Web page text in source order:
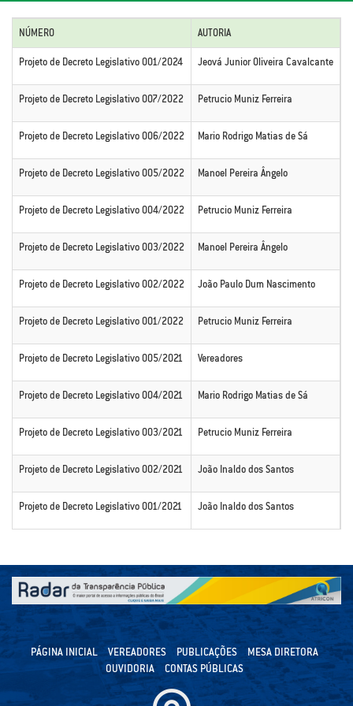
NÚMERO AUTORIA
Projeto de Decreto Legislativo 001/2024 Jeová Junior Oliveira Cavalcante
Projeto de Decreto Legislativo 007/2022 Petrucio Muniz Ferreira
Projeto de Decreto Legislativo 006/2022 Mario Rodrigo Matias de Sá
Projeto de Decreto Legislativo 005/2022 Manoel Pereira Ângelo
Projeto de Decreto Legislativo 004/2022 Petrucio Muniz Ferreira
Projeto de Decreto Legislativo 003/2022 Manoel Pereira Ângelo
Projeto de Decreto Legislativo 002/2022 João Paulo Dum Nascimento
Projeto de Decreto Legislativo 001/2022 Petrucio Muniz Ferreira
Projeto de Decreto Legislativo 005/2021 Vereadores
Projeto de Decreto Legislativo 004/2021 Mario Rodrigo Matias de Sá
Projeto de Decreto Legislativo 003/2021 Petrucio Muniz Ferreira
Projeto de Decreto Legislativo 002/2021 João Inaldo dos Santos
Projeto de Decreto Legislativo 001/2021 João Inaldo dos Santos
PÁGINA INICIAL VEREADORES PUBLICAÇÕES
MESA DIRETORA
OUVIDORIA
CONTAS PÚBLICAS